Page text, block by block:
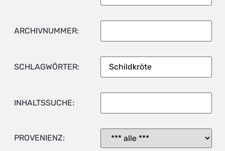
ARCHIVNUMMER:
SCHLAGWÖRTER:
INHALTSSUCHE:
PROVENIENZ: